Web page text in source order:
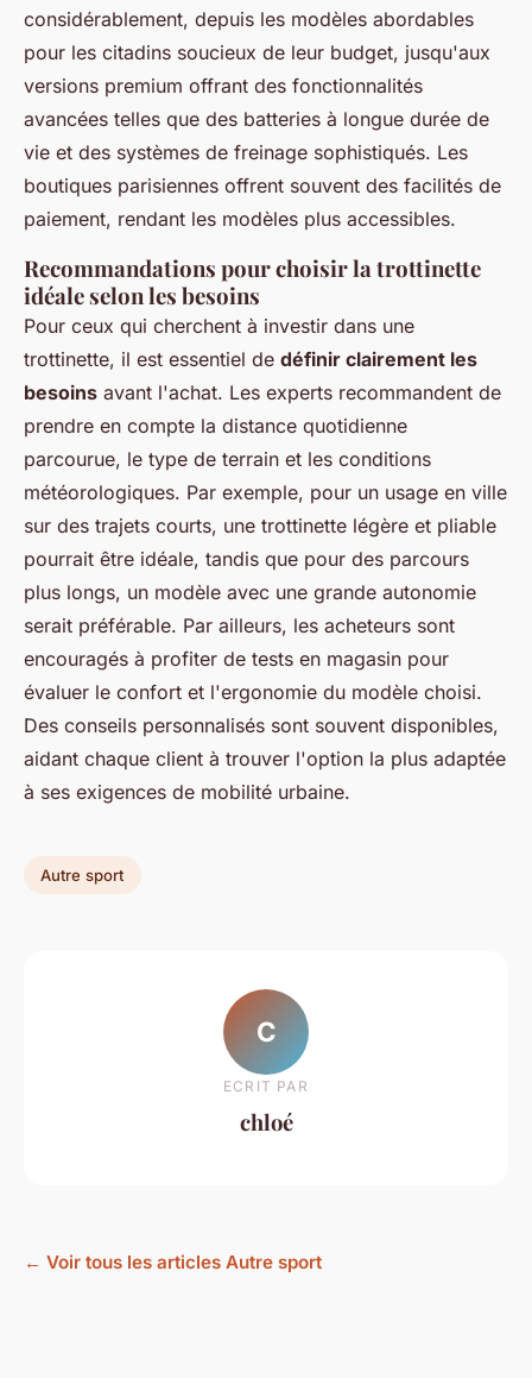
considérablement, depuis les modèles abordables
pour les citadins soucieux de leur budget, jusqu'aux
versions premium offrant des fonctionnalités
avancées telles que des batteries à longue durée de
vie et des systèmes de freinage sophistiqués. Les
boutiques parisiennes offrent souvent des facilités de
paiement, rendant les modèles plus accessibles.
Recommandations pour choisir la trottinette
idéale selon les besoins
Pour ceux qui cherchent à investir dans une
trottinette, il est essentiel de définir clairement les
besoins avant l'achat. Les experts recommandent de
prendre en compte la distance quotidienne
parcourue, le type de terrain et les conditions
météorologiques. Par exemple, pour un usage en ville
sur des trajets courts, une trottinette légère et pliable
pourrait être idéale, tandis que pour des parcours
plus longs, un modèle avec une grande autonomie
serait préférable. Par ailleurs, les acheteurs sont
encouragés à profiter de tests en magasin pour
évaluer le confort et l'ergonomie du modèle choisi.
Des conseils personnalisés sont souvent disponibles,
aidant chaque client à trouver l'option la plus adaptée
à ses exigences de mobilité urbaine.
Autre sport
C
ECRIT PAR
chloé
← Voir tous les articles Autre sport